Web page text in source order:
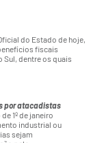
do Estado de hoje,
fiscais
Sul, dentre os quais
por atacadistas
1º de janeiro
industrial ou
sejam